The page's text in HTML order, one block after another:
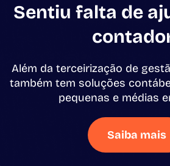
Sentiu falta de
Além da terceirização de
também tem soluções
pequenas e médias
Saiba mais